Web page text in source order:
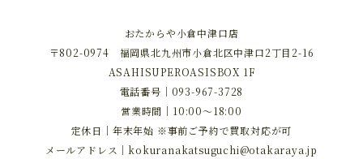
おたからや小倉中津口店
〒802-0974 福岡県北九州市小倉北区中津口2丁目2-16
ASAHISUPEROASISBOX 1F
電話番号｜ 093-967-3728
営業時間｜10:00～18:00
定休日｜年末年始 ※事前ご予約で買取対応が可
メールアドレス｜ kokuranakatsuguchi@otakaraya.jp